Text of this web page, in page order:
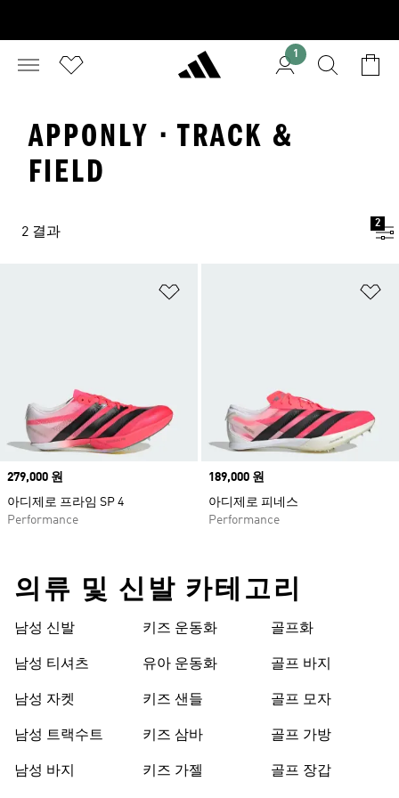
1
APPONLY · TRACK &
FIELD
2 결과
2
Price
279,000 원
아디제로 프라임 SP 4
Performance
Price
189,000 원
아디제로 피네스
Performance
의류 및 신발 카테고리
남성 신발
남성 티셔츠
남성 자켓
남성 트랙수트
남성 바지
키즈 운동화
유아 운동화
키즈 샌들
키즈 삼바
키즈 가젤
골프화
골프 바지
골프 모자
골프 가방
골프 장갑